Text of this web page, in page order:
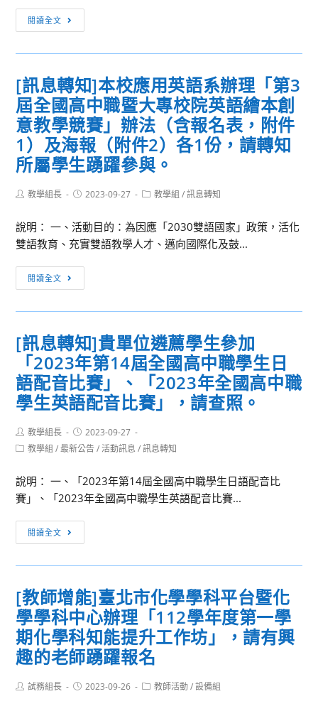
興
趣
教
師
踴
躍
報
名
並
惠
席
辦
理
公
（差）
假，
請
查
家
政
科
專
業
知
能
研
習
衣
著
請
貴
薦
派
家
政
教
師
參
並
惠
假
排
出
席，
請
查
照。
學
策
工
具
使
用
以
及
融
課
程
（線
上）
作
坊，
請
查
收。
閱讀全文
息
轉
本
校
公
共
事
務
民
教
系
「2023
童
軍
學
術
論
壇」，
請
惠
告
並
勵
貴
校
綜
合
領
[訊息轉知]本校應用英語系辦理「第3
屆全國高中職暨大專校院英語繪本創
意教學競賽」辦法（含報名表，附件
1）及海報（附件2）各1份，請轉知
所屬學生踴躍參與。
Post教學組長
Post2023-09-27
Post教學組 / 訊息轉知
說明： 一、活動目的：為因應「2030雙語國家」政策，活化
雙語教育、充實雙語教學人才、邁向國際化及鼓...
閱讀全文
息
轉
本
校
應
用
英
語
系
理
「第
全
國
中
職
暨
大
專
校
[訊息轉知]貴單位遴薦學生參加
「2023年第14屆全國高中職學生日
語配音比賽」、「2023年全國高中職
學生英語配音比賽」，請查照。
Post
author:
教學組長
Post
published:
2023-09-27
Post教學組 / 最新公告 / 活動訊息 / 訊息轉知
說明： 一、「2023年第14屆全國高中職學生日語配音比
賽」、「2023年全國高中職學生英語配音比賽...
閱讀全文
息
轉
貴
單
位
遴
薦
學
[教師增能]臺北市化學學科平台暨化
學學科中心辦理「112學年度第一學
期化學科知能提升工作坊」，請有興
趣的老師踴躍報名
Post試務組長
Post2023-09-26
Post教師活動 / 設備組